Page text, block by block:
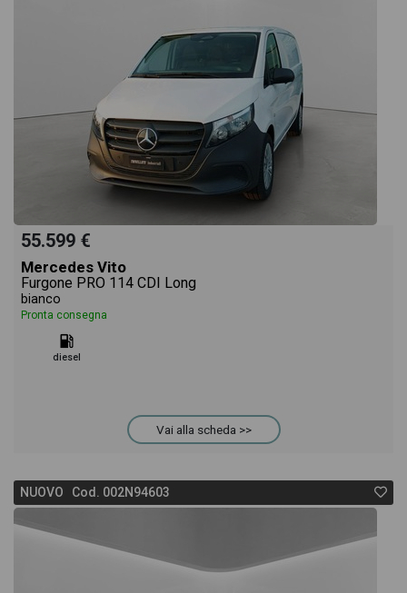
55.599 €
Mercedes Vito
Furgone PRO 114 CDI Long
bianco
Pronta consegna
diesel
Vai alla scheda >>
NUOVO Cod. 002N94603